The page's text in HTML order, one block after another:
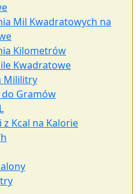
Mil Kwadratowych na
Kilometrów
Kwadratowe
Mililitry
Gramów
Kcal na Kalorie